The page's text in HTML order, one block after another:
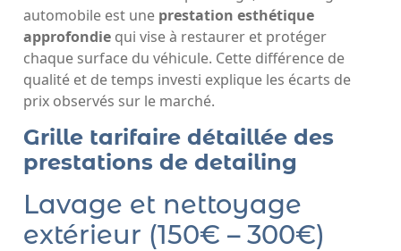
automobile est une prestation esthétique
approfondie qui vise à restaurer et protéger
chaque surface du véhicule. Cette différence de
qualité et de temps investi explique les écarts de
prix observés sur le marché.
Grille tarifaire détaillée des
prestations de detailing
Lavage et nettoyage
extérieur (150€ – 300€)